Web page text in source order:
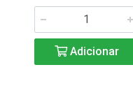
Adicionar